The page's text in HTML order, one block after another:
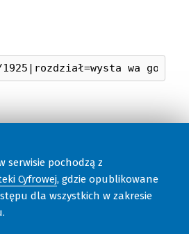
serwisie pochodzą z
Cyfrowej, gdzie opublikowane
dla wszystkich w zakresie